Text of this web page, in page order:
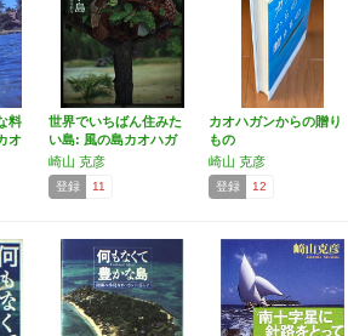
料
オ
世界でいちばん住みた
い島: 風の島カオハガ
ン…
崎山 克彦
登録 11
カオハガンからの贈り
もの
崎山 克彦
登録 12